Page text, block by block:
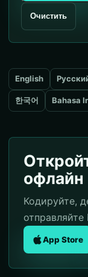
Очистить
English
한국어 Bahasa
офлайн
Кодируйте,
App Store